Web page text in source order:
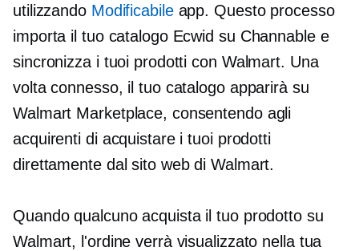
utilizzando Modificabileapp. Questo processo
importa il tuo catalogo Ecwid su Channable e
sincronizza i tuoi prodotti con Walmart. Una
volta connesso, il tuo catalogo apparirà su
Walmart Marketplace, consentendo agli
acquirenti di acquistare i tuoi prodotti
direttamente dal sito web di Walmart.
Quando qualcuno acquista il tuo prodotto su
Walmart, l'ordine verrà visualizzato nella tua